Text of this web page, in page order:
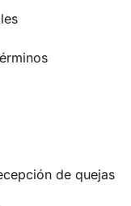
de quejas